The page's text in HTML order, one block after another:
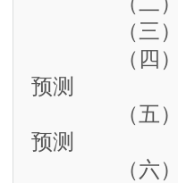
（三）国家
（四）国家
预测
（五）国家
预测
（六）国家